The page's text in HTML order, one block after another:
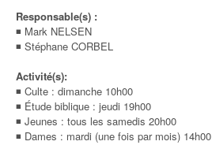
Responsable(s) :
◾ Mark NELSEN
◾ Stéphane CORBEL
Activité(s):
◾ Culte : dimanche 10h00
◾ Étude biblique : jeudi 19h00
◾ Jeunes : tous les samedis 20h00
◾ Dames : mardi (une fois par mois) 14h00